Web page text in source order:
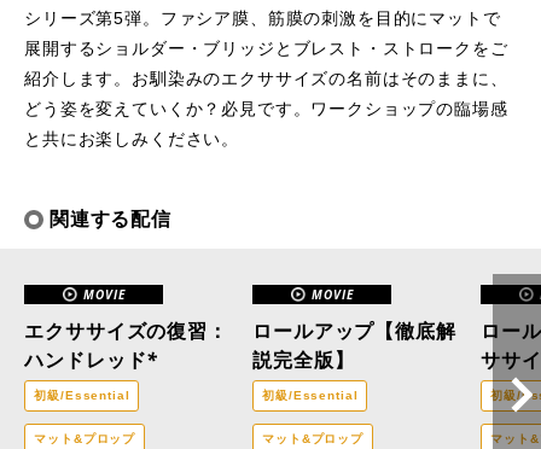
シリーズ第5弾。ファシア膜、筋膜の刺激を目的にマットで
展開するショルダー・ブリッジとブレスト・ストロークをご
紹介します。お馴染みのエクササイズの名前はそのままに、
どう姿を変えていくか？必見です。ワークショップの臨場感
と共にお楽しみください。
関連する配信
MOVIE
エクササイズの復習：
ハンドレッド*
初級/Essential
マット&プロップ
MOVIE
ロールアップ【徹底解
説完全版】
初級/Essential
マット&プロップ
ロー
ササ
初級/
マット